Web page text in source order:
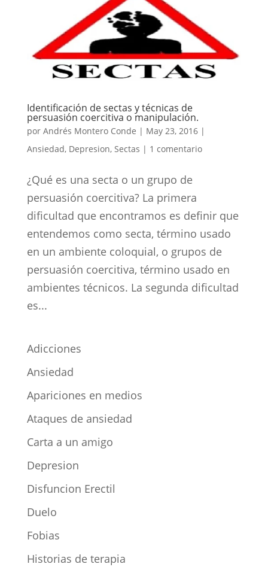
Identificación de sectas y técnicas de
persuasión coercitiva o manipulación.
por Andrés Montero Conde | May 23, 2016|
Ansiedad, Depresion, Sectas | 1 comentario
¿Qué es una secta o un grupo de
persuasión coercitiva? La primera
dificultad que encontramos es definir que
entendemos como secta, término usado
en un ambiente coloquial, o grupos de
persuasión coercitiva, término usado en
ambientes técnicos. La segunda dificultad
es...
Adicciones
Ansiedad
Apariciones en medios
Ataques de ansiedad
Carta a un amigo
Depresion
Disfuncion Erectil
Duelo
Fobias
Historias de terapia